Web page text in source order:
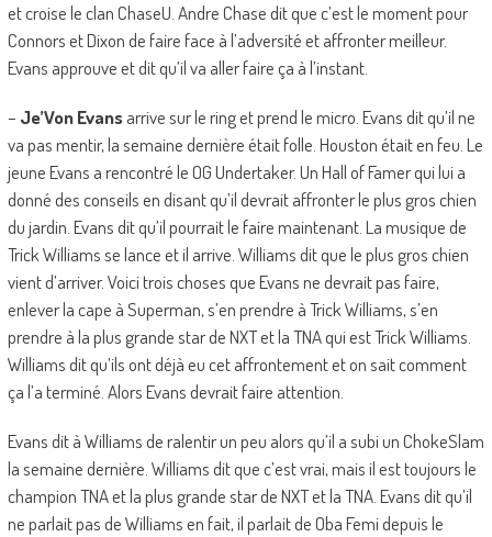
et croise le clan ChaseU. Andre Chase dit que c’est le moment pour
Connors et Dixon de faire face à l’adversité et affronter meilleur.
Evans approuve et dit qu’il va aller faire ça à l’instant.
– Je’Von Evansarrive sur le ring et prend le micro. Evans dit qu’il ne
va pas mentir, la semaine dernière était folle. Houston était en feu. Le
jeune Evans a rencontré le OG Undertaker. Un Hall of Famer qui lui a
donné des conseils en disant qu’il devrait affronter le plus gros chien
du jardin. Evans dit qu’il pourrait le faire maintenant. La musique de
Trick Williams se lance et il arrive. Williams dit que le plus gros chien
vient d’arriver. Voici trois choses que Evans ne devrait pas faire,
enlever la cape à Superman, s’en prendre à Trick Williams, s’en
prendre à la plus grande star de NXT et la TNA qui est Trick Williams.
Williams dit qu’ils ont déjà eu cet affrontement et on sait comment
ça l’a terminé. Alors Evans devrait faire attention.
Evans dit à Williams de ralentir un peu alors qu’il a subi un ChokeSlam
la semaine dernière. Williams dit que c’est vrai, mais il est toujours le
champion TNA et la plus grande star de NXT et la TNA. Evans dit qu’il
ne parlait pas de Williams en fait, il parlait de Oba Femi depuis le